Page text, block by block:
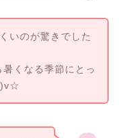
いのが驚きでした
くなる季節にとっ